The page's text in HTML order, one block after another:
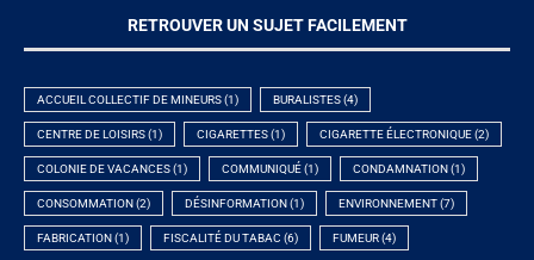
RETROUVER UN SUJET FACILEMENT
ACCUEIL COLLECTIF DE MINEURS(1) BURALISTES(4)
CENTRE DE LOISIRS(1) CIGARETTES(1) CIGARETTE ÉLECTRONIQUE(2)
COLONIE DE VACANCES(1) COMMUNIQUÉ(1) CONDAMNATION (1)
CONSOMMATION (2) DÉSINFORMATION (1) ENVIRONNEMENT(7)
FABRICATION (1) FISCALITÉ DU TABAC (6) FUMEUR(4)